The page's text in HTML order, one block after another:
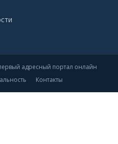
адресный портал онлайн
Контакты